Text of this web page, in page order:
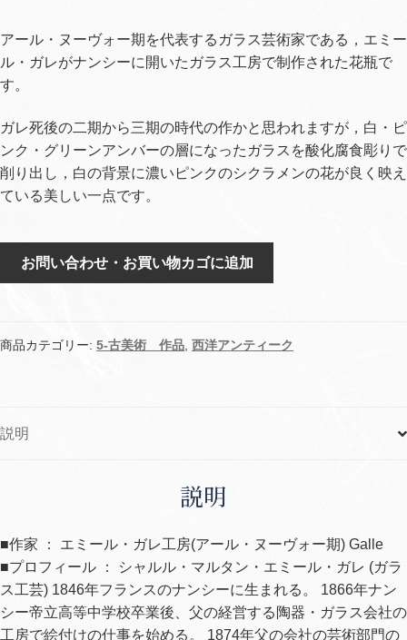
アール・ヌーヴォー期を代表するガラス芸術家である，エミー
ル・ガレがナンシーに開いたガラス工房で制作された花瓶で
す。
ガレ死後の二期から三期の時代の作かと思われますが，白・ピ
ンク・グリーンアンバーの層になったガラスを酸化腐食彫りで
削り出し，白の背景に濃いピンクのシクラメンの花が良く映え
ている美しい一点です。
ン
個
お問い合わせ・お買い物カゴに追加
商品カテゴリー: 5-古美術 作品 西洋アンティーク
説明
説明
■作家 ： エミール・ガレ工房(アール・ヌーヴォー期) Galle
■プロフィール ： シャルル・マルタン・エミール・ガレ (ガラ
ス工芸) 1846年フランスのナンシーに生まれる。 1866年ナン
シー帝立高等中学校卒業後、父の経営する陶器・ガラス会社の
工房で絵付けの仕事を始める。 1874年父の会社の芸術部門の